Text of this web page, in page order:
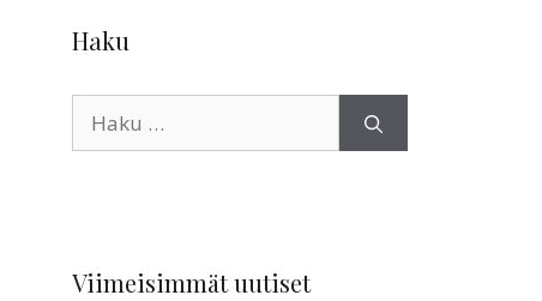
Haku
Viimeisimmät uutiset